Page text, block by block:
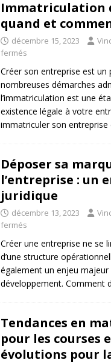
Immatriculation
quand et
décembre 15, 2023
fermés
Créer son entreprise est
nombreuses démarches
l’immatriculation est une
existence légale à votre
immatriculer son entreprise
Déposer sa
l’entreprise : un
juridique
décembre 13, 2023
fermés
Créer une entreprise ne se
d’une structure
également un enjeu
développement. Comment
Tendances en
pour les courses
évolutions pour